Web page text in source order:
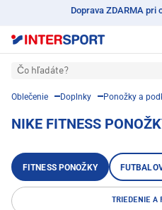
Doprava ZDARMA pri
Čo hľadáte?
Oblečenie Doplnky Ponožky a
NIKE FITNESS
FITNESS PONOŽKY
TRIEDENIE A